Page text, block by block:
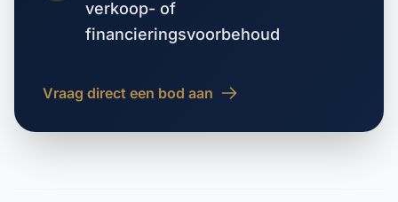
verkoop- of
financieringsvoorbehoud
Vraag direct een bod aan